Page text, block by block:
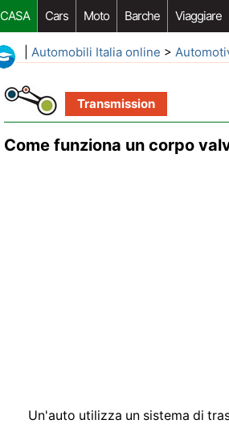
CASA Cars Moto Barche Viaggiare
Automobili Italia online >
Transmission
Come funziona un corpo
Un'auto utilizza un sistema di